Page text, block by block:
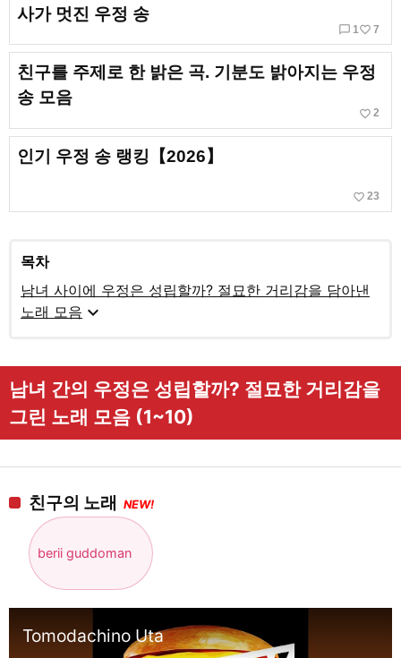
사가 멋진 우정 송
chat_bubble_outline 1 favorite_border 7
친구를 주제로 한 밝은 곡. 기분도 밝아지는 우정
송 모음
favorite_border 2
인기 우정 송 랭킹【2026】
favorite_border 23
목차
남녀 사이에 우정은 성립할까? 절묘한 거리감을 담아낸
노래 모음 expand_more
남녀 간의 우정은 성립할까? 절묘한 거리감을
그린 노래 모음 (1~10)
친구의 노래 NEW!
berii guddoman
Tomodachino Uta